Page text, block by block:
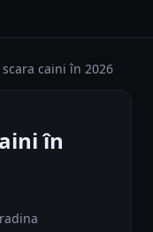
caini în 2026
în